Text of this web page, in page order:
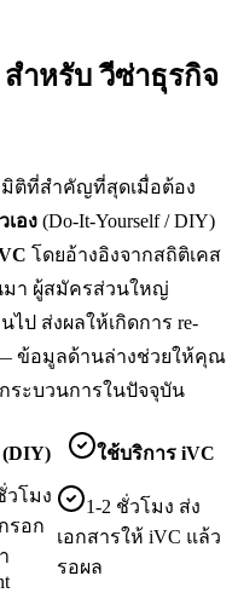
สำหรับวีซ่าธุรกิจ
มิติที่สำคัญที่สุดเมื่อต้อง
เอง (Do-It-Yourself / DIY)
โดยอ้างอิงจากสถิติเคส
มา ผู้สมัครส่วนใหญ่
ป ส่งผลให้เกิดการ re-
— ข้อมูลด้านล่างช่วยให้คุณ
ระบวนการในปัจจุบัน
(DIY) ใช้บริการ iVC
วโมง
รอก
1-2 ชั่วโมง ส่ง
เอกสารให้ iVC แล้ว
รอผล